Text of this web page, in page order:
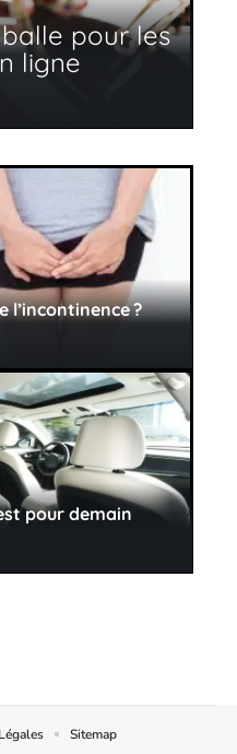
pour les
ligne
?
pour demain
Sitemap